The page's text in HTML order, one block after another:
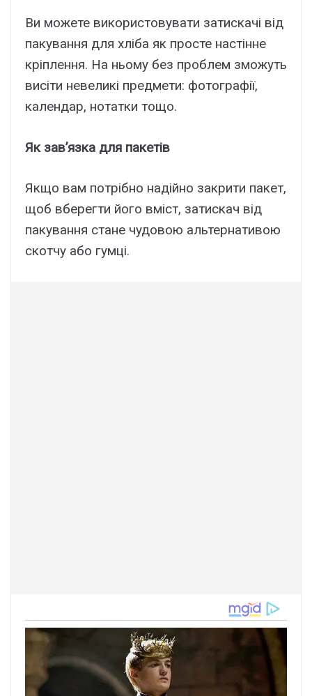
Ви можете використовувати затискачі від
пакування для хліба як просте настінне
кріплення. На ньому без проблем зможуть
висіти невеликі предмети: фотографії,
календар, нотатки тощо.
Як зав’язка для пакетів
Якщо вам потрібно надійно закрити пакет,
щоб вберегти його вміст, затискач від
пакування стане чудовою альтернативою
скотчу або гумці.